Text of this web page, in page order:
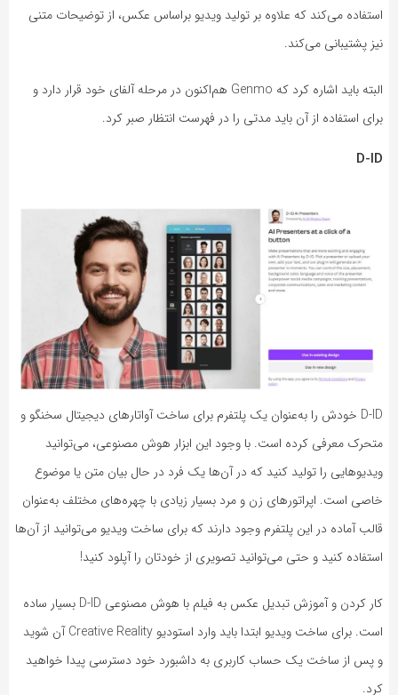
استفاده می‌کند که علاوه بر تولید ویدیو براساس عکس، از توضیحات متنی
نیز پشتیبانی می‌کند.
البته باید اشاره کرد که Genmo هم‌اکنون در مرحله آلفای خود قرار دارد و
برای استفاده از آن باید مدتی را در فهرست انتظار صبر کرد.
D-ID
D-ID خودش را به‌عنوان یک پلتفرم برای ساخت آواتارهای دیجیتال سخنگو و
متحرک معرفی کرده است. با وجود این ابزار هوش مصنوعی، می‌توانید
ویدیوهایی را تولید کنید که در آن‌ها یک فرد در حال بیان متن یا موضوع
خاصی است. اپراتورهای زن و مرد بسیار زیادی با چهره‌های مختلف به‌عنوان
قالب آماده در این پلتفرم وجود دارند که برای ساخت ویدیو می‌توانید از آن‌ها
استفاده کنید و حتی می‌توانید تصویری از خودتان را آپلود کنید!
کار کردن و آموزش تبدیل عکس به فیلم با هوش مصنوعی D-ID بسیار ساده
است. برای ساخت ویدیو ابتدا باید وارد استودیو Creative Reality آن شوید
و پس از ساخت یک حساب کاربری به داشبورد خود دسترسی پیدا خواهید
کرد.